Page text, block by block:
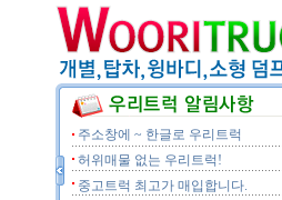
주소창에 ~ 한글로 우리트럭
허위매물 없는 우리트럭!
중고트럭 최고가 매입합니다.